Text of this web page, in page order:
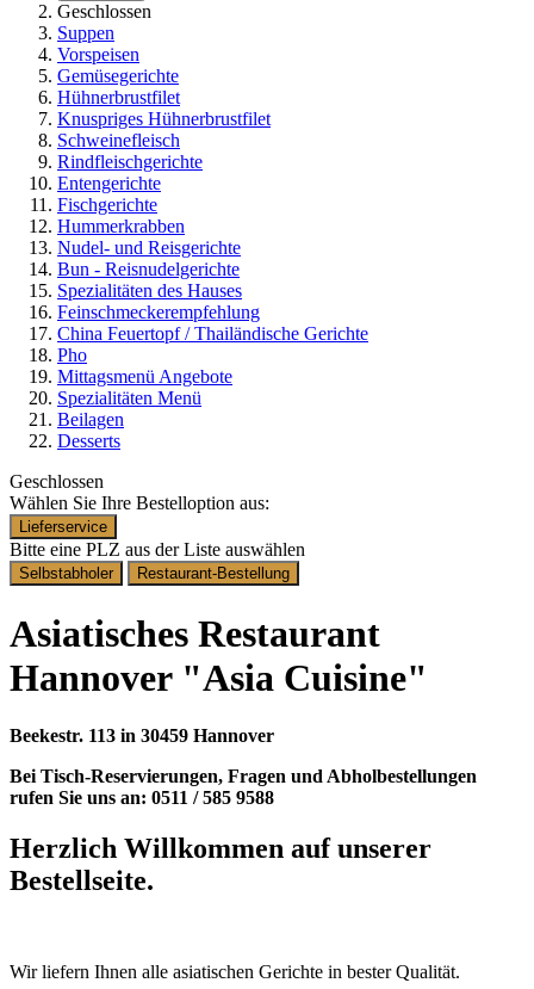
Geschlossen
Suppen
Vorspeisen
Gemüsegerichte
Hühnerbrustfilet
Knuspriges Hühnerbrustfilet
Schweinefleisch
Rindfleischgerichte
Entengerichte
Fischgerichte
Hummerkrabben
Nudel- und Reisgerichte
Bun - Reisnudelgerichte
Spezialitäten des Hauses
Feinschmeckerempfehlung
China Feuertopf / Thailändische Gerichte
Pho
Mittagsmenü Angebote
Spezialitäten Menü
Beilagen
Desserts
Geschlossen
Wählen Sie Ihre Bestelloption aus:
Lieferservice
Bitte eine PLZ aus der Liste auswählen
Selbstabholer Restaurant-Bestellung
Asiatisches Restaurant
Hannover "Asia Cuisine"
Beekestr. 113 in 30459 Hannover
Bei Tisch-Reservierungen, Fragen und Abholbestellungen
rufen Sie uns an: 0511 / 585 9588
Herzlich Willkommen auf unserer
Bestellseite.
Wir liefern Ihnen alle asiatischen Gerichte in bester Qualität.